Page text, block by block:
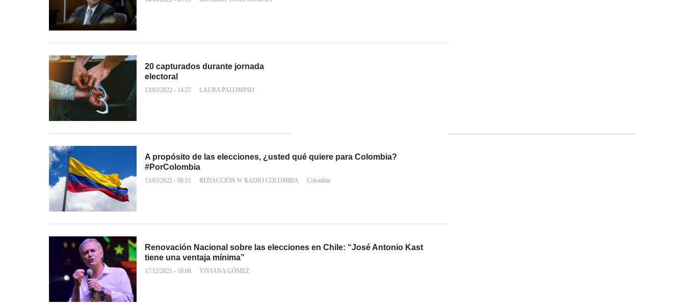
20 capturados durante jornada
electoral
13/03/2022 - 14:27 LAURA PALOMINO
A propósito de las elecciones, ¿usted qué quiere para Colombia?
#PorColombia
13/03/2022 - 06:21 REDACCIÓN W RADIO COLOMBIA Colombia
Renovación Nacional sobre las elecciones en Chile: “José Antonio Kast
tiene una ventaja mínima”
17/12/2021 - 10:08 VIVIANA GÓMEZ